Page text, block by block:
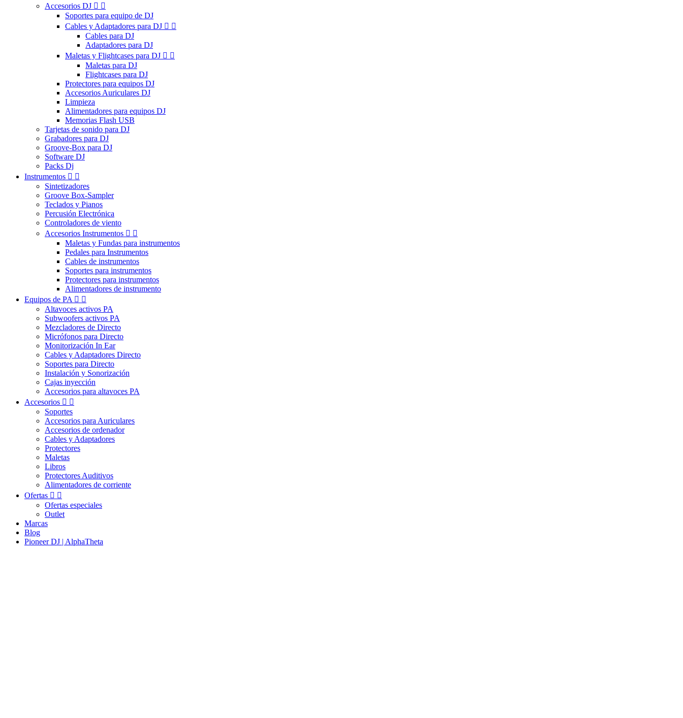
Accesorios DJ  
Soportes para equipo de DJ
Cables y Adaptadores para DJ  
Cables para DJ
Adaptadores para DJ
Maletas y Flightcases para DJ  
Maletas para DJ
Flightcases para DJ
Protectores para equipos DJ
Accesorios Auriculares DJ
Limpieza
Alimentadores para equipos DJ
Memorias Flash USB
Tarjetas de sonido para DJ
Grabadores para DJ
Groove-Box para DJ
Software DJ
Packs Dj
Instrumentos  
Sintetizadores
Groove Box-Sampler
Teclados y Pianos
Percusión Electrónica
Controladores de viento
Accesorios Instrumentos  
Maletas y Fundas para instrumentos
Pedales para Instrumentos
Cables de instrumentos
Soportes para instrumentos
Protectores para instrumentos
Alimentadores de instrumento
Equipos de PA  
Altavoces activos PA
Subwoofers activos PA
Mezcladores de Directo
Micrófonos para Directo
Monitorización In Ear
Cables y Adaptadores Directo
Soportes para Directo
Instalación y Sonorización
Cajas inyección
Accesorios para altavoces PA
Accesorios  
Soportes
Accesorios para Auriculares
Accesorios de ordenador
Cables y Adaptadores
Protectores
Maletas
Libros
Protectores Auditivos
Alimentadores de corriente
Ofertas  
Ofertas especiales
Outlet
Marcas
Blog
Pioneer DJ | AlphaTheta